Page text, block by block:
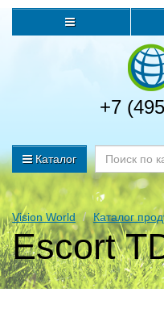
+7
Каталог
Vision World Каталог
Escort